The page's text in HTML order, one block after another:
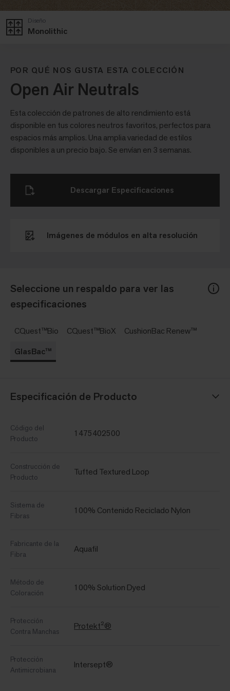
Monolithic
Diseño
POR QUÉ NOS GUSTA ESTA COLECCIÓN
Open Air Neutrals
Esta colección de patrones de alto rendimiento está
disponible en tus colores neutros favoritos, perfectos para
espacios más amplios. Una amplia variedad de estilos
disponibles a un precio bajo. Se envían en 3 semanas.
Seleccione un respaldo para ver las
especificaciones
CQuest™Bio CQuest™BioX
CushionBac Renew™
GlasBac™
Especificación de Producto
Código del
Producto
1475402500
Construcción de
Producto
Tufted Textured Loop
Sistema de
Fibras
100% Contenido Reciclado Nylon
Fabricante de la
Fibra
Aquafil
Método de
Coloración
100% Solution Dyed
Protección
Contra Manchas
Protekt²®
Protección
Antimicrobiana
Intersept®
Imágenes de módulos en alta resolución
Descargar Especificaciones